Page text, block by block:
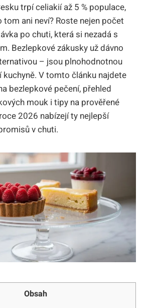
trpí celiakií až 5 % populace,
ani neví? Roste nejen počet
po chuti, která si nezadá s
Bezlepkové zákusky už dávno
– jsou plnohodnotnou
V tomto článku najdete
bezlepkové pečení, přehled
mouk i tipy na prověřené
2026 nabízejí ty nejlepší
v chuti.
Obsah